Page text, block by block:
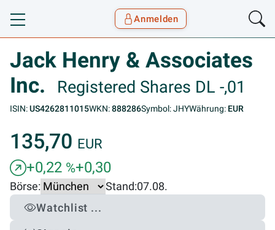
Toggle navigation
Anmelden
Jack Henry & Associates
Inc.
Registered Shares DL -,01
ISIN:US4262811015WKN:888286Symbol: JHYWährung: EUR
135,70 EUR
+0,22 %+0,30
Börse: Stand:07.08.
Watchlist ...